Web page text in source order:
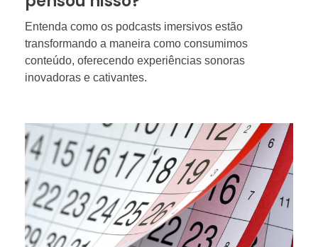
Entenda como os podcasts imersivos estão
transformando a maneira como consumimos
conteúdo, oferecendo experiências sonoras
inovadoras e cativantes.